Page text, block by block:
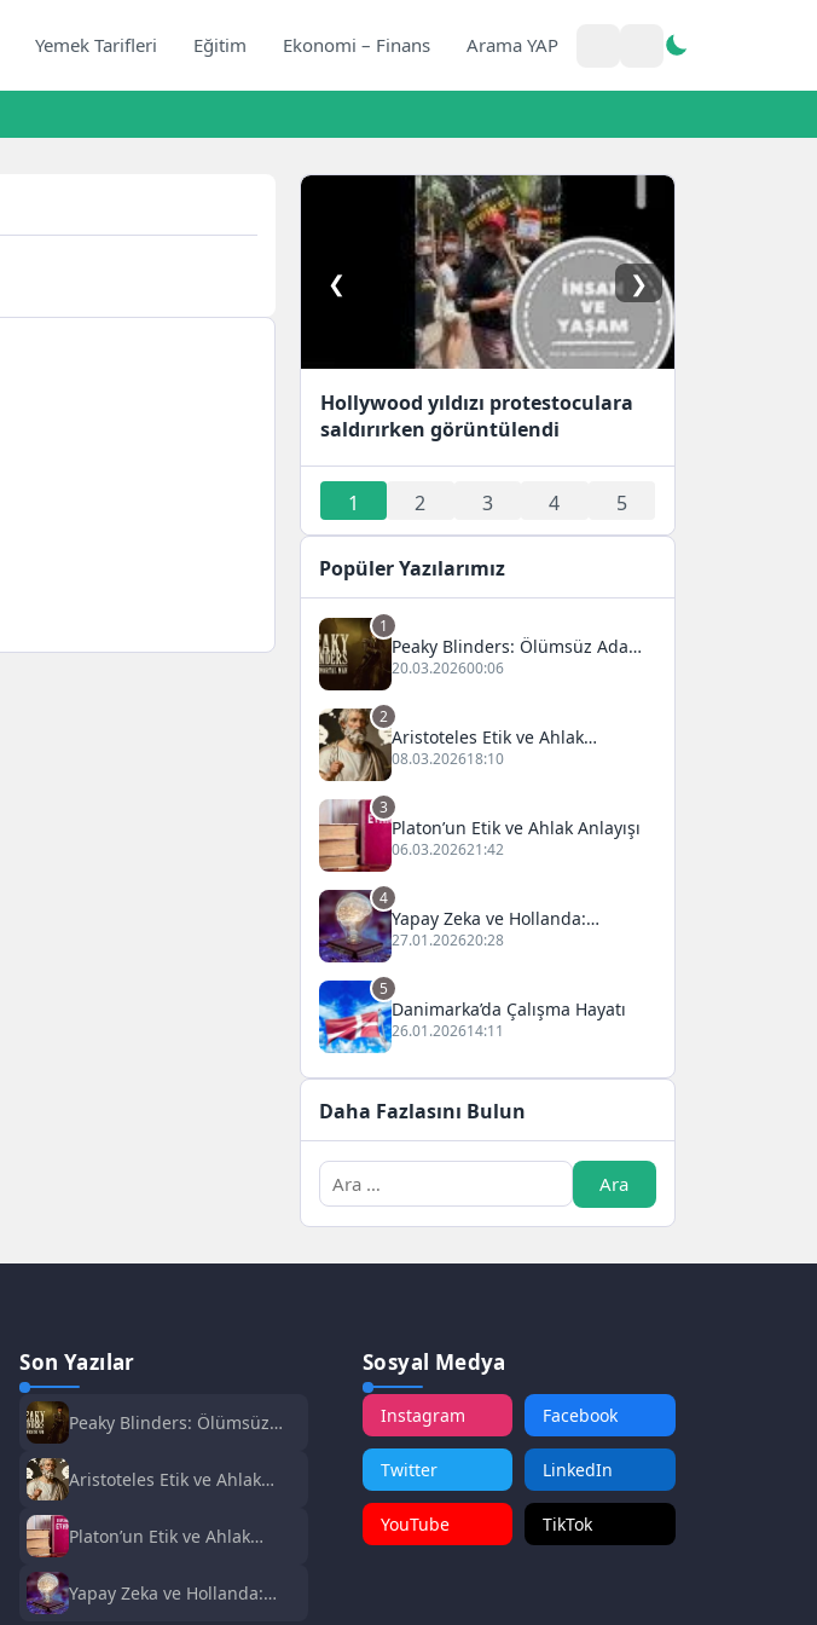
Yemek Tarifleri Eğitim Ekonomi – Finans Arama YAP
Hollywood yıldızı protestoculara
saldırırken görüntülendi
❮ ❯
1 2 3 4 5
Popüler Yazılarımız
1
Peaky Blinders: Ölümsüz Adam
Film Konusu, Oyuncuları ve
İnceleme
20.03.202600:06
2
Aristoteles Etik ve Ahlak
Felsefesi
08.03.202618:10
3
Platon’un Etik ve Ahlak Anlayışı
06.03.202621:42
4
Yapay Zeka ve Hollanda:
Fırsatlar ve Zorluklar
27.01.202620:28
5
Danimarka’da Çalışma Hayatı
26.01.202614:11
Daha Fazlasını Bulun
Son Yazılar
Peaky Blinders: Ölümsüz
Oyuncuları ve İnceleme
Aristoteles Etik ve Ahlak
Platon’un Etik ve Ahlak
Yapay Zeka ve Hollanda:
Sosyal Medya
Instagram Facebook
Twitter LinkedIn
YouTube TikTok